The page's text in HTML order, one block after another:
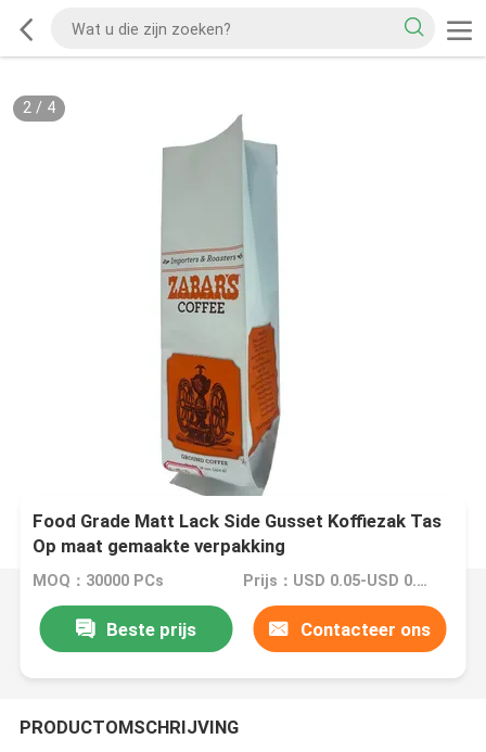
2/ 4
Food Grade Matt Lack Side Gusset Koffiezak Tas
Op maat gemaakte verpakking
MOQ：30000 PCs Prijs：USD 0.05-USD 0.15
Beste prijs Contacteer ons
PRODUCTOMSCHRIJVING